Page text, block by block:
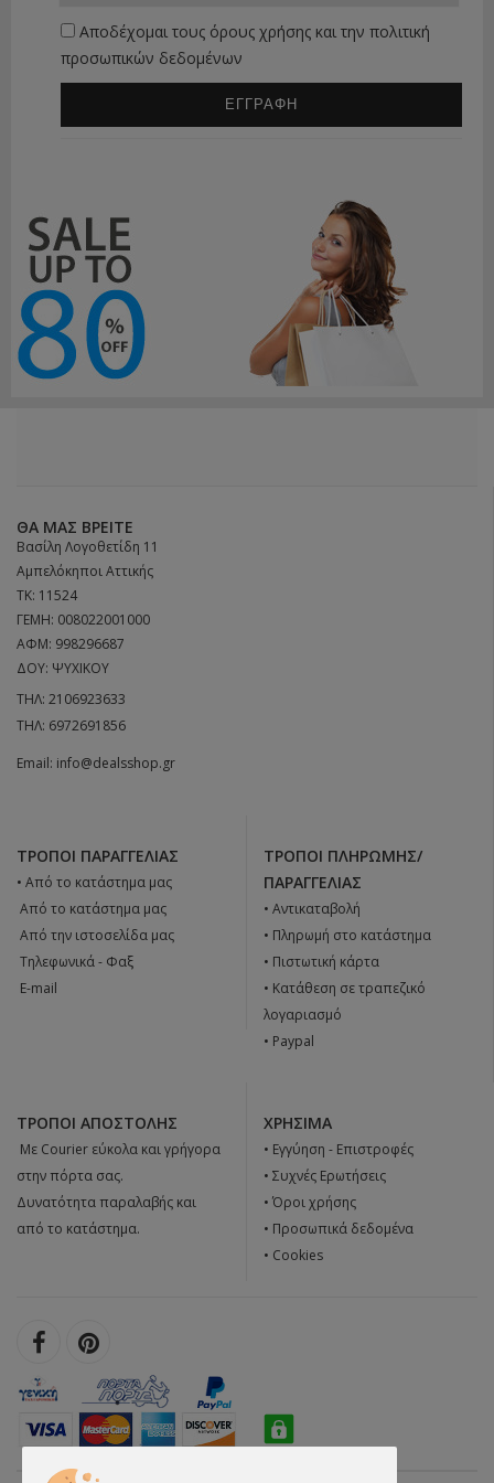
Αποδέχομαι τους όρους χρήσης και την πολιτική
προσωπικών δεδομένων
ΕΓΓΡΑΦΗ
ΘΑ ΜΑΣ ΒΡΕΊΤΕ
Βασίλη Λογοθετίδη 11
Αμπελόκηποι Αττικής
ΤΚ: 11524
ΓΕΜΗ: 008022001000
ΑΦΜ: 998296687
ΔΟΥ: ΨΥΧΙΚΟΥ
ΤΗΛ: 2106923633
ΤΗΛ: 6972691856
Email: info@dealsshop.gr
ΤΡΌΠΟΙ ΠΑΡΑΓΓΕΛΊΑΣ
• Από το κατάστημα μας
 Από το κατάστημα μας
 Από την ιστοσελίδα μας
 Tηλεφωνικά - Φαξ
 E-mail
ΤΡΌΠΟΙ ΠΛΗΡΩΜΉΣ/
ΠΑΡΑΓΓΕΛΊΑΣ
• Αντικαταβολή
• Πληρωμή στο κατάστημα
• Πιστωτική κάρτα
• Κατάθεση σε τραπεζικό
λογαριασμό
• Paypal
ΤΡΌΠΟΙ ΑΠΟΣΤΟΛΉΣ
 Με Courier εύκολα και γρήγορα
στην πόρτα σας.
Δυνατότητα παραλαβής και
από το κατάστημα.
ΧΡΉΣΙΜΑ
• Εγγύηση - Επιστροφές
• Συχνές Ερωτήσεις
• Όροι χρήσης
• Προσωπικά δεδομένα
• Cookies